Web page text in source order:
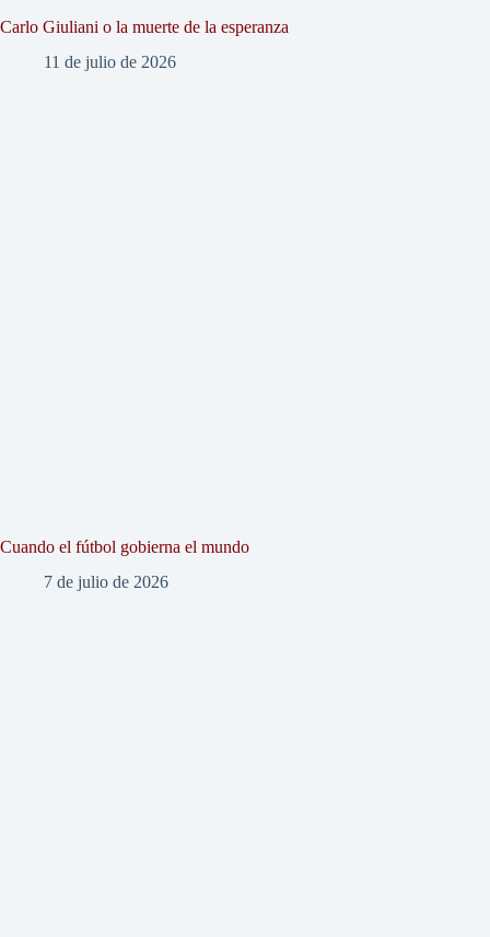
Carlo Giuliani o la muerte de la esperanza
11 de julio de 2026
Cuando el fútbol gobierna el mundo
7 de julio de 2026